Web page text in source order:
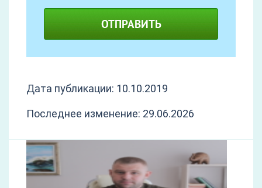
ОТПРАВИТЬ
Дата публикации: 10.10.2019
Последнее изменение: 29.06.2026